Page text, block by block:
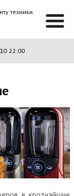
техники
22:00